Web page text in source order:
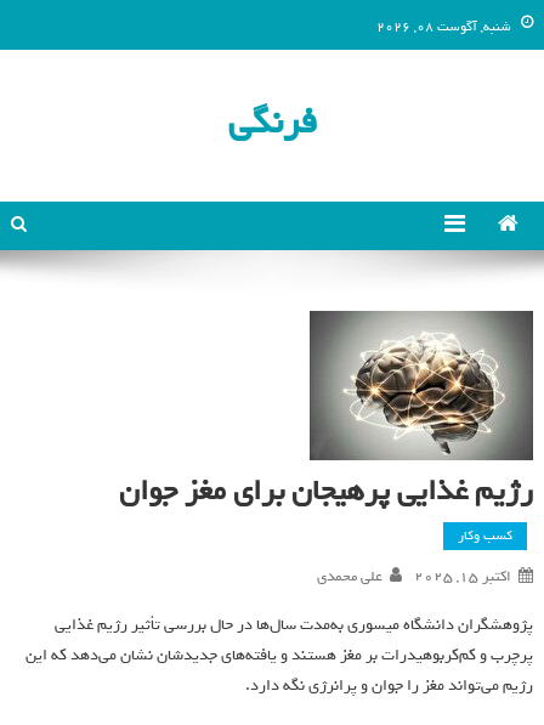
شنبه, آگوست 08, 2026
فرنگی
رژیم غذایی پرهیجان برای مغز جوان
کسب وکار
اکتبر 15, 2025 علی محمدی
پژوهشگران دانشگاه میسوری به‌مدت سال‌ها در حال بررسی تأثیر رژیم غذایی
پرچرب و کم‌کربوهیدرات بر مغز هستند و یافته‌های جدیدشان نشان می‌دهد که این
رژیم می‌تواند مغز را جوان و پرانرژی نگه دارد.